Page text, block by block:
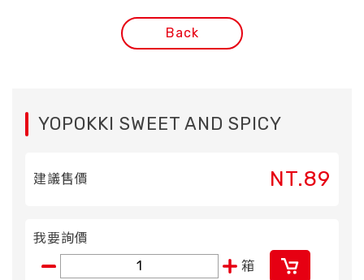
Back
YOPOKKI SWEET AND SPICY
建議售價 NT.89
我要詢價
箱